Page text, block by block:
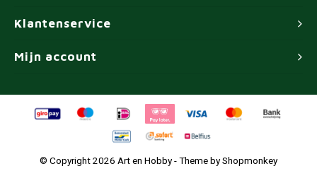
Klantenservice
Mijn account
© Copyright 2026 Art en Hobby - Theme byShopmonkey